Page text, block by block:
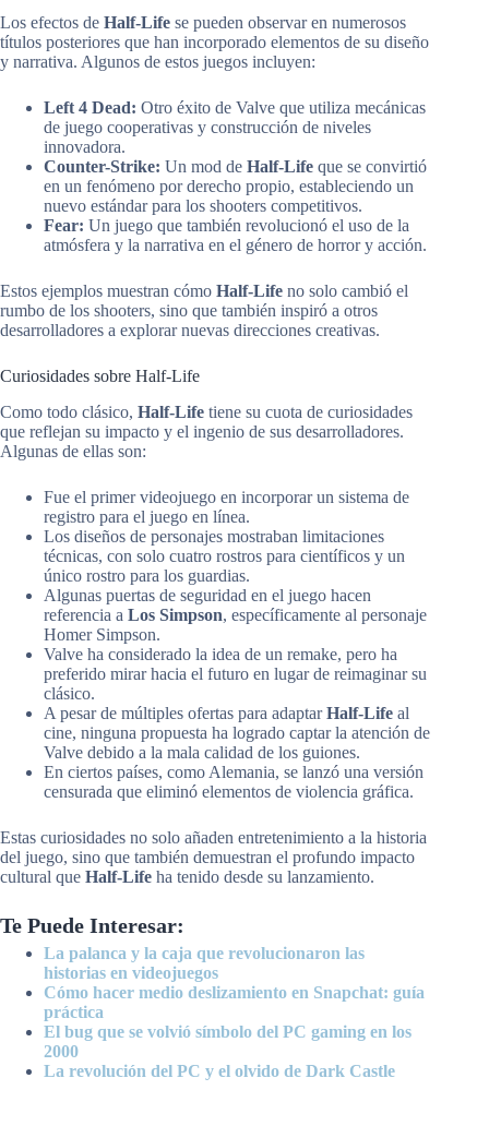
Los efectos de Half-Life se pueden observar en numerosos
títulos posteriores que han incorporado elementos de su diseño
y narrativa. Algunos de estos juegos incluyen:
Left 4 Dead: Otro éxito de Valve que utiliza mecánicas
de juego cooperativas y construcción de niveles
innovadora.
Counter-Strike: Un mod de Half-Life que se convirtió
en un fenómeno por derecho propio, estableciendo un
nuevo estándar para los shooters competitivos.
Fear: Un juego que también revolucionó el uso de la
atmósfera y la narrativa en el género de horror y acción.
Estos ejemplos muestran cómo Half-Life no solo cambió el
rumbo de los shooters, sino que también inspiró a otros
desarrolladores a explorar nuevas direcciones creativas.
Curiosidades sobre Half-Life
Como todo clásico, Half-Life tiene su cuota de curiosidades
que reflejan su impacto y el ingenio de sus desarrolladores.
Algunas de ellas son:
Fue el primer videojuego en incorporar un sistema de
registro para el juego en línea.
Los diseños de personajes mostraban limitaciones
técnicas, con solo cuatro rostros para científicos y un
único rostro para los guardias.
Algunas puertas de seguridad en el juego hacen
referencia a Los Simpson, específicamente al personaje
Homer Simpson.
Valve ha considerado la idea de un remake, pero ha
preferido mirar hacia el futuro en lugar de reimaginar su
clásico.
A pesar de múltiples ofertas para adaptarHalf-Life al
cine, ninguna propuesta ha logrado captar la atención de
Valve debido a la mala calidad de los guiones.
En ciertos países, como Alemania, se lanzó una versión
censurada que eliminó elementos de violencia gráfica.
Estas curiosidades no solo añaden entretenimiento a la historia
del juego, sino que también demuestran el profundo impacto
cultural que Half-Life ha tenido desde su lanzamiento.
Te Puede Interesar:
La palanca y la caja que revolucionaron las
historias en videojuegos
Cómo hacer medio deslizamiento en Snapchat: guía
práctica
El bug que se volvió símbolo del PC gaming en los
2000
La revolución del PC y el olvido de Dark Castle